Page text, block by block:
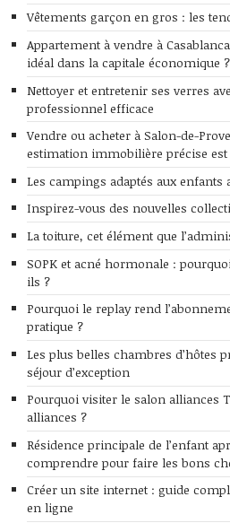
Vêtements garçon en gros : les
Appartement à vendre à
idéal dans la capitale économique ?
Nettoyer et entretenir ses verres
professionnel efficace
Vendre ou acheter à Salon-de-
estimation immobilière précise est
Les campings adaptés aux enfants
Inspirez-vous des nouvelles
La toiture, cet élément que
SOPK et acné hormonale :
ils ?
Pourquoi le replay rend
pratique ?
Les plus belles chambres d’hôtes
séjour d’exception
Pourquoi visiter le salon alliances
alliances ?
Résidence principale de l’enfant
comprendre pour faire les bons
Créer un site internet : guide
en ligne